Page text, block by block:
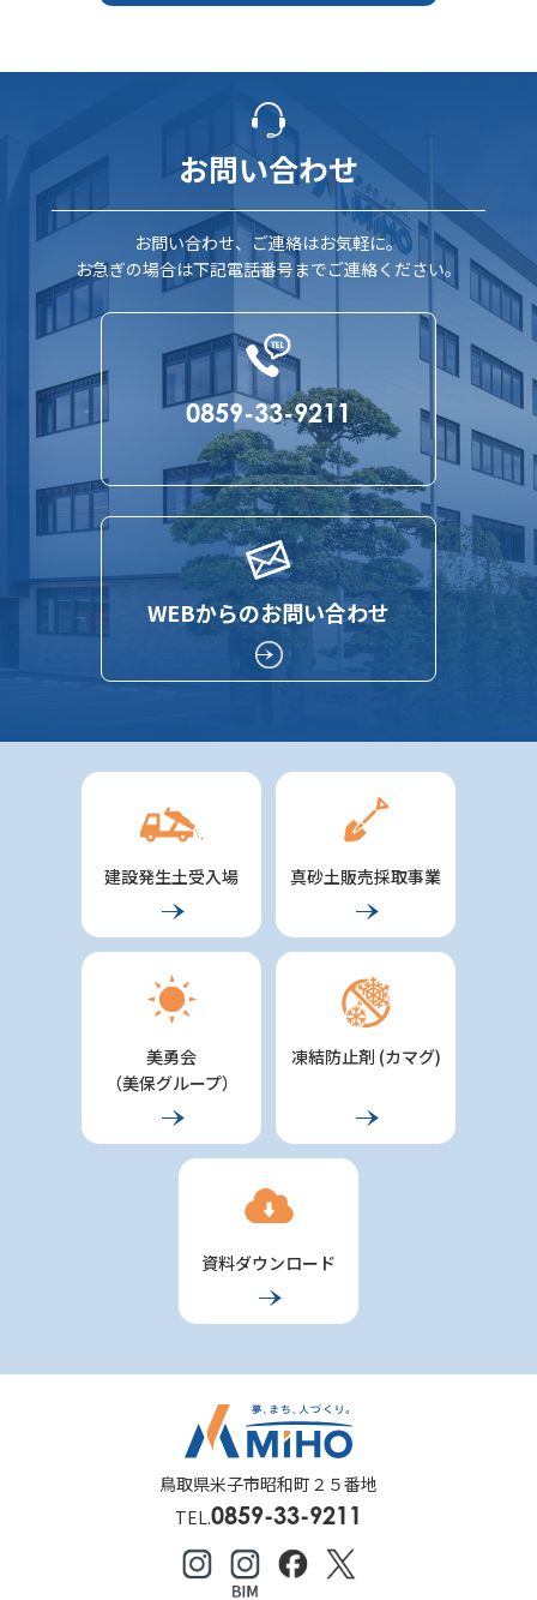
お問い合わせ
お問い合わせ、ご連絡はお気軽に。
お急ぎの場合は下記電話番号までご連絡ください。
0859-33-9211
WEBからのお問い合わせ
建設発生土受入場 真砂土販売採取事業
美勇会
（美保グループ）
凍結防止剤 (カマグ)
資料ダウンロード
鳥取県米子市昭和町２５番地
TEL.0859-33-9211